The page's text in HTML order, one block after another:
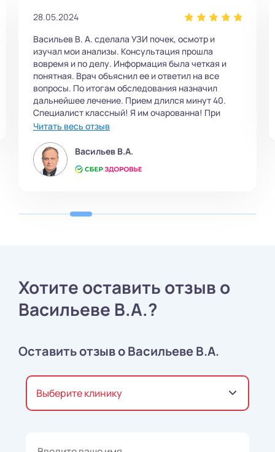
06.01.2024
Первичный прием прошел очень хорошо. Опытный
доктор. Я получил от врача назначение лечения.
Надеюсь, оно поможет. При необходимости я
повторно обращусь к специалисту.
Васильев В.А.
Хотите оставить отзыв о
Васильеве В.А.?
Оставить отзыв о Васильеве В.А.
Выберите клинику